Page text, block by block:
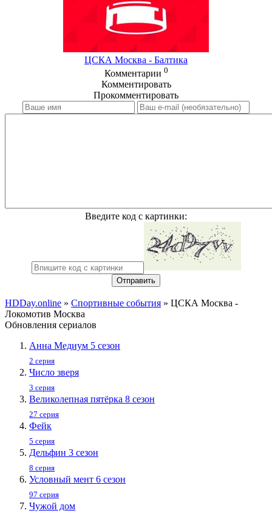
ЦСКА Москва - Балтика
Комментарии 0
Комментировать
Прокомментировать
Введите код с картинки:
Отправить
HDDay.online » Спортивные события » ЦСКА Москва -
Локомотив Москва
Обновления сериалов
Анна Медиум 5 сезон
2 серия
Число зверя
3 серия
Великолепная пятёрка 8 сезон
27 серия
Фейк
5 серия
Дельфин 3 сезон
8 серия
Условный мент 6 сезон
97 серия
Чужой дом